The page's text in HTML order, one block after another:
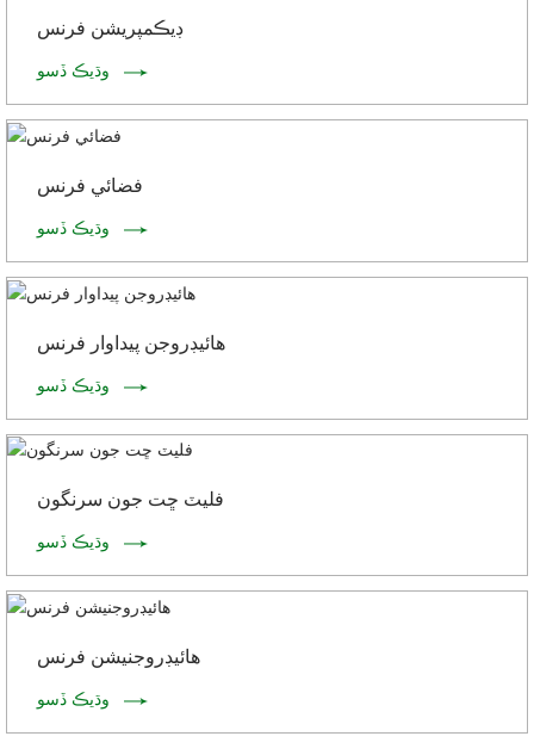
ڊيڪمپريشن فرنس
وڌيڪ ڏسو
فضائي فرنس
وڌيڪ ڏسو
هائيڊروجن پيداوار فرنس
وڌيڪ ڏسو
فليٽ ڇت جون سرنگون
وڌيڪ ڏسو
هائيڊروجنيشن فرنس
وڌيڪ ڏسو